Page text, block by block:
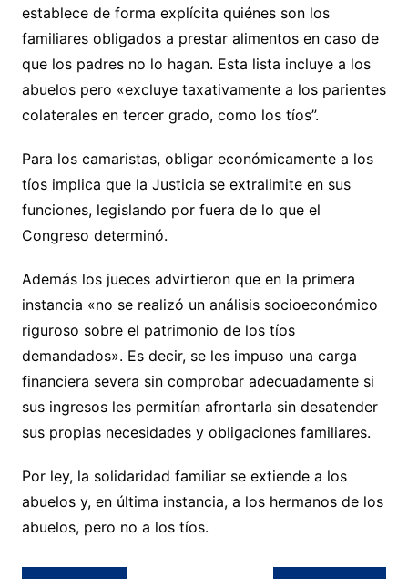
establece de forma explícita quiénes son los
familiares obligados a prestar alimentos en caso de
que los padres no lo hagan. Esta lista incluye a los
abuelos pero «excluye taxativamente a los parientes
colaterales en tercer grado, como los tíos”.
Para los camaristas, obligar económicamente a los
tíos implica que la Justicia se extralimite en sus
funciones, legislando por fuera de lo que el
Congreso determinó.
Además los jueces advirtieron que en la primera
instancia «no se realizó un análisis socioeconómico
riguroso sobre el patrimonio de los tíos
demandados». Es decir, se les impuso una carga
financiera severa sin comprobar adecuadamente si
sus ingresos les permitían afrontarla sin desatender
sus propias necesidades y obligaciones familiares.
Por ley, la solidaridad familiar se extiende a los
abuelos y, en última instancia, a los hermanos de los
abuelos, pero no a los tíos.